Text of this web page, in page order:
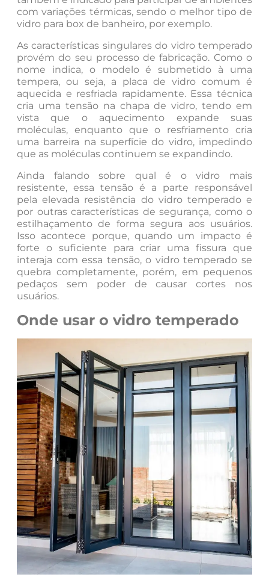
com variações térmicas, sendo o melhor tipo de
vidro para box de banheiro, por exemplo.
As características singulares do vidro temperado
provém do seu processo de fabricação. Como o
nome indica, o modelo é submetido à uma
tempera, ou seja, a placa de vidro comum é
aquecida e resfriada rapidamente. Essa técnica
cria uma tensão na chapa de vidro, tendo em
vista que o aquecimento expande suas
moléculas, enquanto que o resfriamento cria
uma barreira na superfície do vidro, impedindo
que as moléculas continuem se expandindo.
Ainda falando sobre qual é o vidro mais
resistente, essa tensão é a parte responsável
pela elevada resistência do vidro temperado e
por outras características de segurança, como o
estilhaçamento de forma segura aos usuários.
Isso acontece porque, quando um impacto é
forte o suficiente para criar uma fissura que
interaja com essa tensão, o vidro temperado se
quebra completamente, porém, em pequenos
pedaços sem poder de causar cortes nos
usuários.
Onde usar o vidro temperado